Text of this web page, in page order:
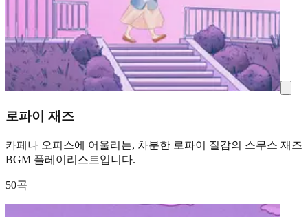
로파이 재즈
카페나 오피스에 어울리는, 차분한 로파이 질감의 스무스 재즈
BGM 플레이리스트입니다.
50곡